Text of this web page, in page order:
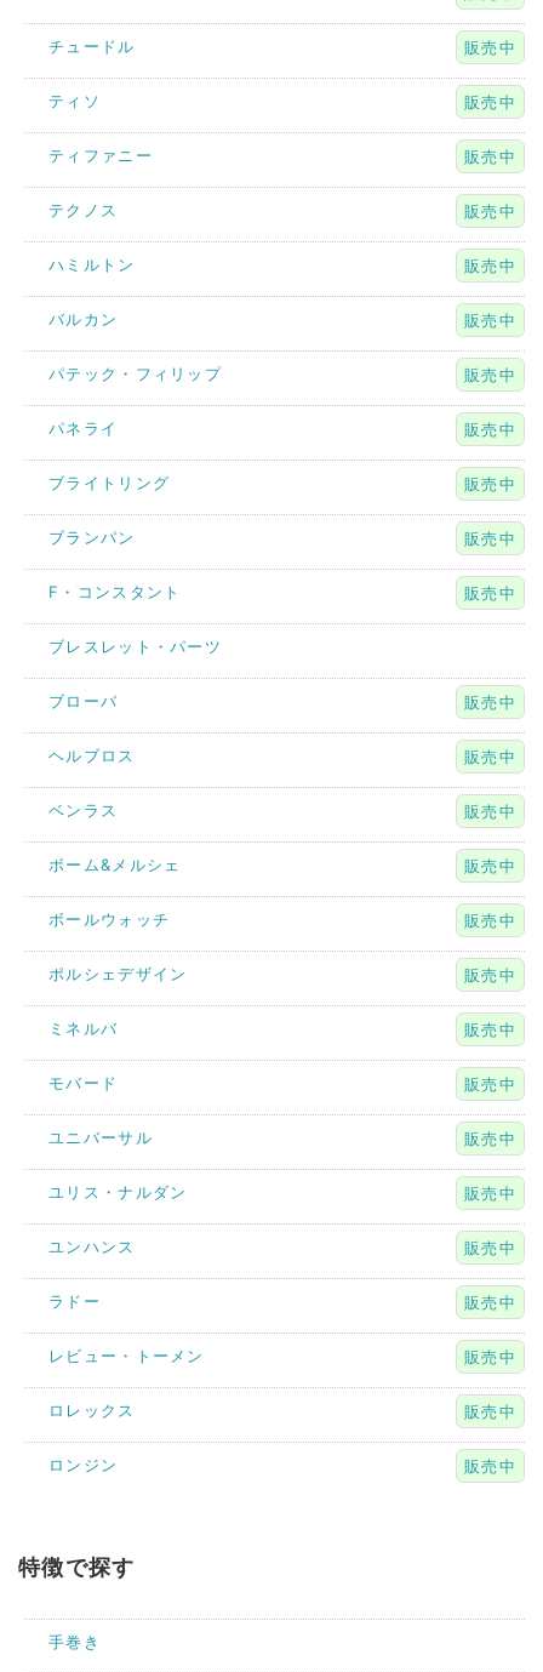
チュードル 販売中
ティソ 販売中
ティファニー 販売中
テクノス 販売中
ハミルトン 販売中
バルカン 販売中
パテック・フィリップ 販売中
パネライ 販売中
ブライトリング 販売中
ブランパン 販売中
F・コンスタント 販売中
ブレスレット・パーツ
ブローバ 販売中
ヘルブロス 販売中
ベンラス 販売中
ボーム&メルシェ 販売中
ボールウォッチ 販売中
ポルシェデザイン 販売中
ミネルバ 販売中
モバード 販売中
ユニバーサル 販売中
ユリス・ナルダン 販売中
ユンハンス 販売中
ラドー 販売中
レビュー・トーメン 販売中
ロレックス 販売中
ロンジン 販売中
特徴で探す
手巻き